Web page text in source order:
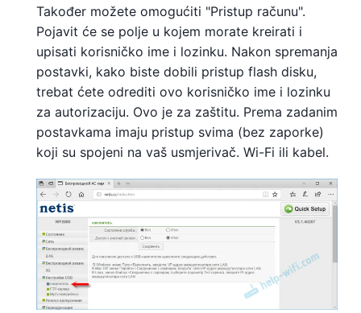
Također možete omogućiti "Pristup računu".
Pojavit će se polje u kojem morate kreirati i
upisati korisničko ime i lozinku. Nakon spremanja
postavki, kako biste dobili pristup flash disku,
trebat ćete odrediti ovo korisničko ime i lozinku
za autorizaciju. Ovo je za zaštitu. Prema zadanim
postavkama imaju pristup svima (bez zaporke)
koji su spojeni na vaš usmjerivač. Wi-Fi ili kabel.